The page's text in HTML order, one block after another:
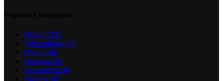
Øvrige1291
Udlændinge439
Øvrige346
Opinion256
Retspolitik246
Norden182